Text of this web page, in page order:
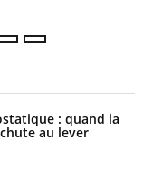
: quand la
au lever